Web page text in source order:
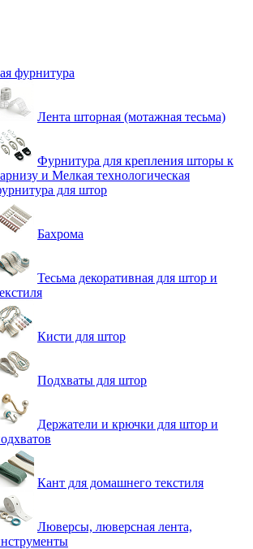
фурнитура
Лента шторная (мотажная тесьма)
Фурнитура для крепления шторы к
и Мелкая технологическая
для штор
Бахрома
Тесьма декоративная для штор и
Кисти для штор
Подхваты для штор
Держатели и крючки для штор и
Кант для домашнего текстиля
Люверсы, люверсная лента,